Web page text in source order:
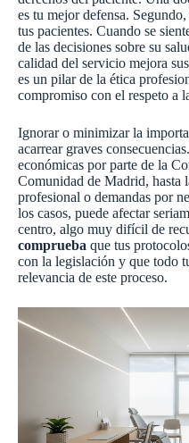
es tu mejor defensa.
tus pacientes. Cuando se
de las decisiones sobre su
calidad del servicio mejora
es un pilar de la ética
compromiso con el respeto a
Ignorar o minimizar la
acarrear graves
económicas por parte de la
Comunidad de Madrid, hasta
profesional o demandas por
los casos, puede afectar
centro, algo muy difícil de
comprueba que tus
con la legislación y que todo
relevancia de este proceso.